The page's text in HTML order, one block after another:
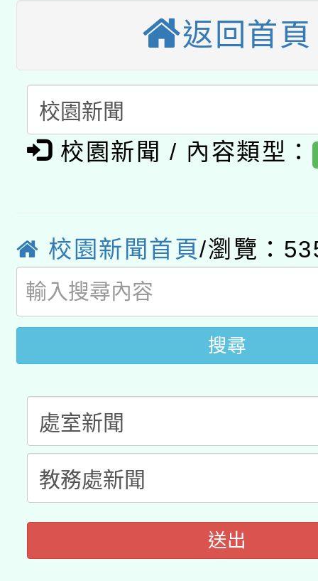
本館辦理115年度閱讀
暨閱讀推動專業研習
科技賦能─人工智慧
礎課程
A3數位素養講師名單
「數位內容與教學軟體
pilot」
有關大陸委員會函釋公
業技術研究院辦理「
用水績優單位及節水達
動」
桃園市孔廟祈福系列
開 智慧啟航」
2026年桃園地景藝術
「2026桃園藝術巡演
返回首頁
校園新聞 / 內容類型：
校園新聞首頁/瀏覽：
搜尋
送出